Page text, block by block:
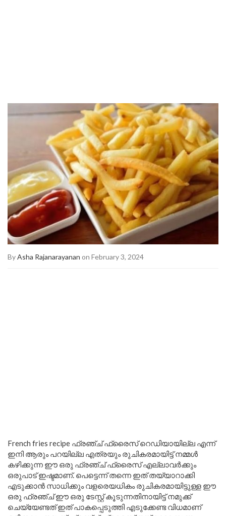
ByAsha Rajanarayanan on February 3, 2024
French fries recipe ഫ്രഞ്ച് ഫ്രൈസ് റെഡിയായില്ല എന്ന്
ഇനി ആരും പറയില്ല എത്രയും രുചികരമായിട്ട് നമ്മൾ
കഴിക്കുന്ന ഈ ഒരു ഫ്രഞ്ച് ഫ്രൈസ് എല്ലാവർക്കും
ഒരുപാട് ഇഷ്ടമാണ്. പെട്ടെന്ന് തന്നെ ഇത് തയ്യാറാക്കി
എടുക്കാൻ സാധിക്കും വളരെയധികം രുചികരമായിട്ടുള്ള ഈ
ഒരു ഫ്രഞ്ച് ഈ ഒരു ടേസ്റ്റ് കൂടുന്നതിനായിട്ട് നമുക്ക്
ചെയ്യേണ്ടത് ഇത് പാകപ്പെടുത്തി എടുക്കേണ്ട വിധമാണ്